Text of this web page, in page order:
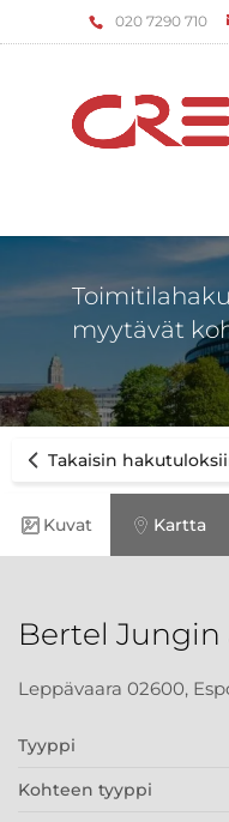
‌020 7290 710
myytävät
Takaisin
Kuvat Kartta
Bertel Jungin
Leppävaara 02600,
Tyyppi
Kohteen tyyppi